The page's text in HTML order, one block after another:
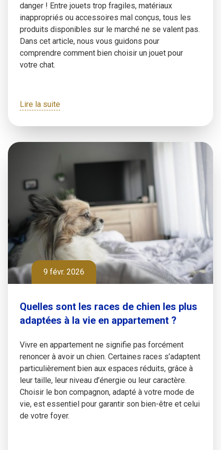
danger ! Entre jouets trop fragiles, matériaux
inappropriés ou accessoires mal conçus, tous les
produits disponibles sur le marché ne se valent pas.
Dans cet article, nous vous guidons pour
comprendre comment bien choisir un jouet pour
votre chat.
Lire la suite
9 févr. 2026
Quelles sont les races de chien les plus
adaptées à la vie en appartement ?
Vivre en appartement ne signifie pas forcément
renoncer à avoir un chien. Certaines races s’adaptent
particulièrement bien aux espaces réduits, grâce à
leur taille, leur niveau d’énergie ou leur caractère.
Choisir le bon compagnon, adapté à votre mode de
vie, est essentiel pour garantir son bien-être et celui
de votre foyer.